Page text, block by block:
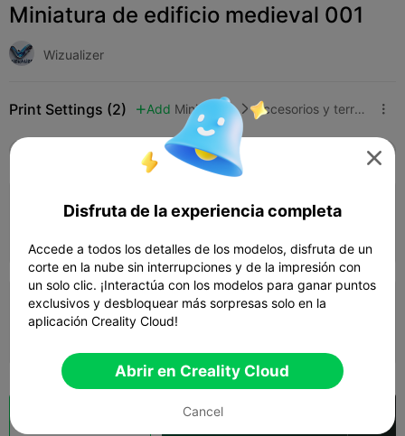
Miniatura de edificio medieval 001
Wizualizer
Print Settings (2)  Add Miniaturas  Accesorios y terrenos 
K2 Plus K2 Pro
0.16mm layer, 2 walls, 10% infill
0.2mm layer, 3 walls, 30% infill
Abrir en Creality Cloud

Disfruta de la experiencia completa
Accede a todos los detalles de los modelos, disfruta de un
corte en la nube sin interrupciones y de la impresión con
un solo clic. ¡Interactúa con los modelos para ganar puntos
exclusivos y desbloquear más sorpresas solo en la
aplicación Creality Cloud!
Abrir en Creality Cloud
Cancel